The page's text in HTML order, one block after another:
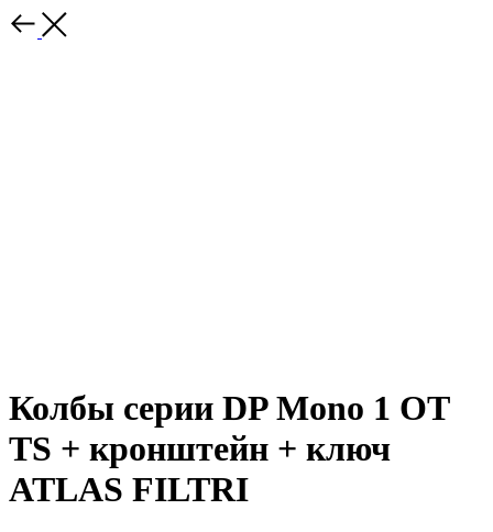
Колбы серии DP Mono 1 OT
TS + кронштейн + ключ
ATLAS FILTRI